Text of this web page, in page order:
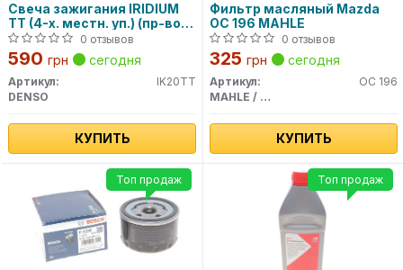
Свеча зажигания IRIDIUM
TT (4-х. местн. уп.) (пр-во
DENSO)
0 отзывов
590 грн сегодня
Артикул:
IK20TT
DENSO
КУПИТЬ
Фильтр масляный Mazda
OC 196 MAHLE
0 отзывов
325 грн сегодня
Артикул:
OC 196
MAHLE / KNECHT
КУПИТЬ
Топ продаж Топ продаж